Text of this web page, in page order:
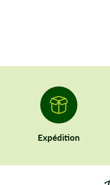
Expédition